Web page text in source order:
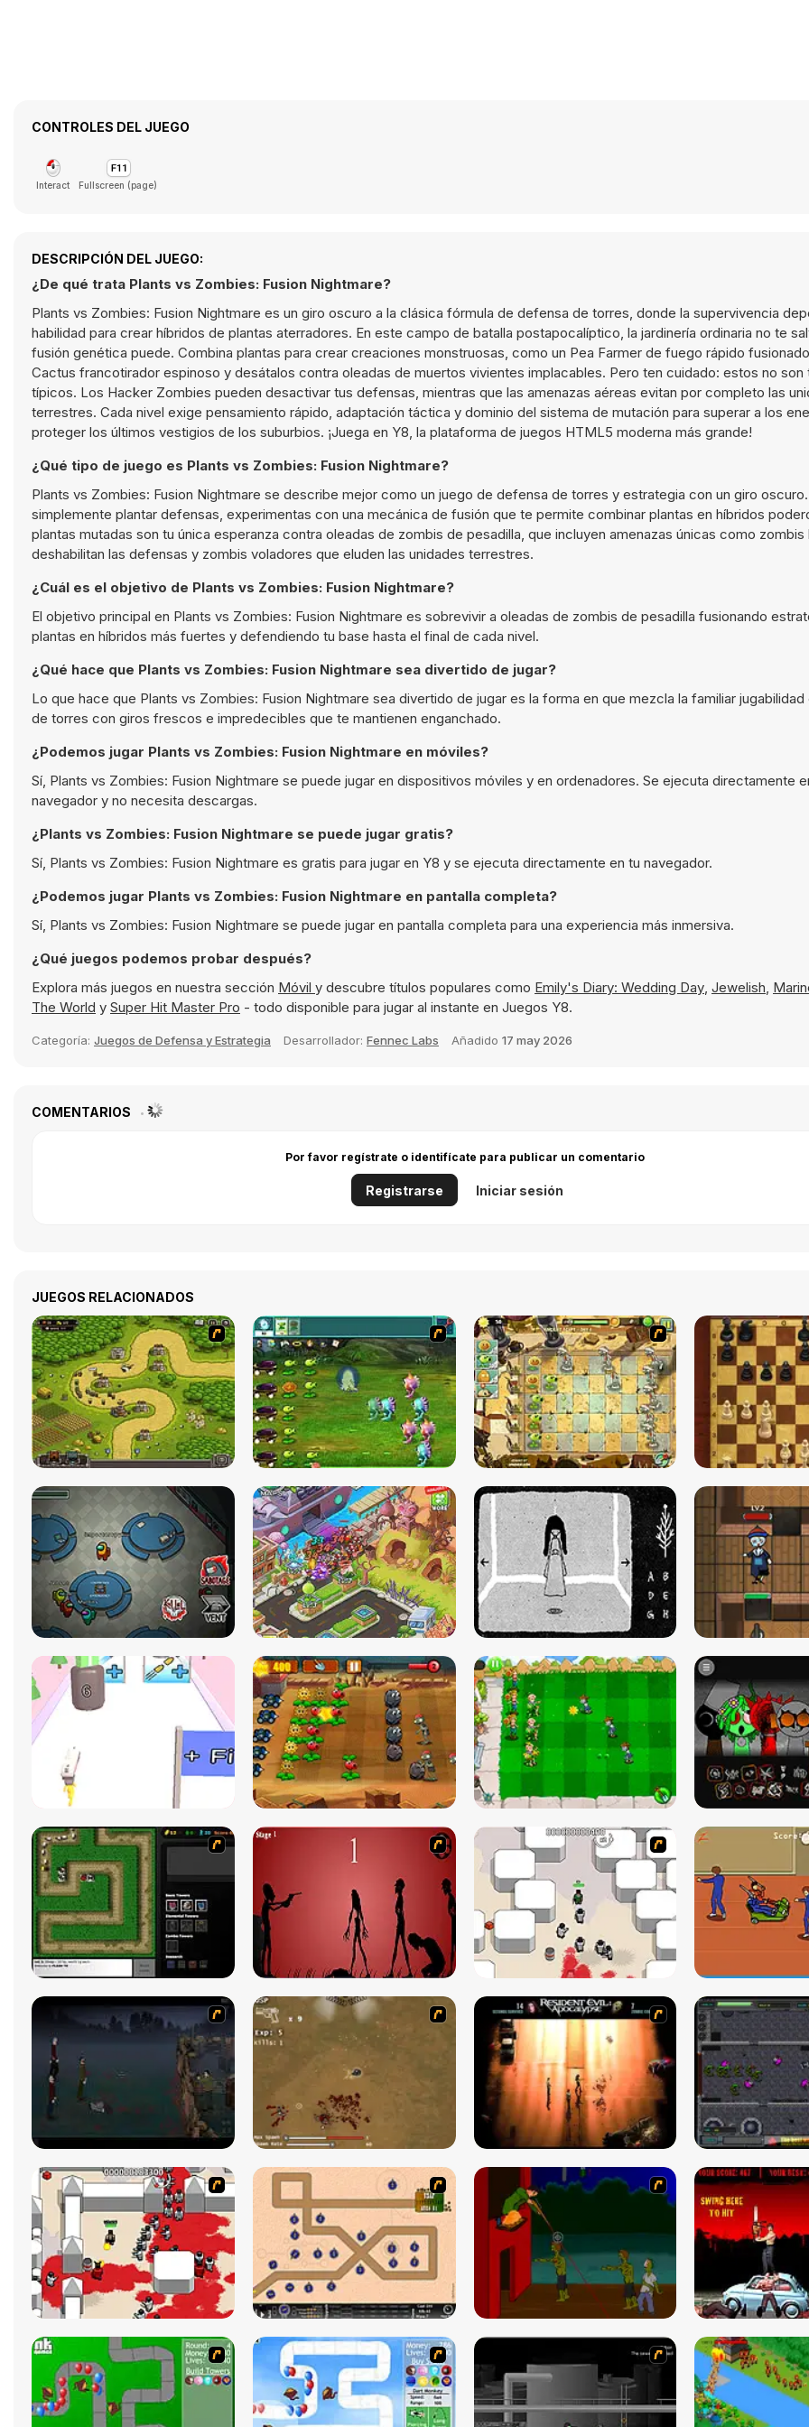
CONTROLES DEL JUEGO
Interact Fullscreen (page)
DESCRIPCIÓN DEL JUEGO:
¿De qué trata Plants vs Zombies: Fusion Nightmare?
Plants vs Zombies: Fusion Nightmare es un giro oscuro a la clásica fórmula de defensa de torres, donde la supervivencia
habilidad para crear híbridos de plantas aterradores. En este campo de batalla postapocalíptico, la jardinería ordinaria no te
fusión genética puede. Combina plantas para crear creaciones monstruosas, como un Pea Farmer de fuego rápido
Cactus francotirador espinoso y desátalos contra oleadas de muertos vivientes implacables. Pero ten cuidado: estos no son
típicos. Los Hacker Zombies pueden desactivar tus defensas, mientras que las amenazas aéreas evitan por completo las
terrestres. Cada nivel exige pensamiento rápido, adaptación táctica y dominio del sistema de mutación para superar a los
proteger los últimos vestigios de los suburbios. ¡Juega en Y8, la plataforma de juegos HTML5 moderna más grande!
¿Qué tipo de juego es Plants vs Zombies: Fusion Nightmare?
Plants vs Zombies: Fusion Nightmare se describe mejor como un juego de defensa de torres y estrategia con un giro oscuro.
simplemente plantar defensas, experimentas con una mecánica de fusión que te permite combinar plantas en híbridos
plantas mutadas son tu única esperanza contra oleadas de zombis de pesadilla, que incluyen amenazas únicas como zombis
deshabilitan las defensas y zombis voladores que eluden las unidades terrestres.
¿Cuál es el objetivo de Plants vs Zombies: Fusion Nightmare?
El objetivo principal en Plants vs Zombies: Fusion Nightmare es sobrevivir a oleadas de zombis de pesadilla fusionando
plantas en híbridos más fuertes y defendiendo tu base hasta el final de cada nivel.
¿Qué hace que Plants vs Zombies: Fusion Nightmare sea divertido de jugar?
Lo que hace que Plants vs Zombies: Fusion Nightmare sea divertido de jugar es la forma en que mezcla la familiar
de torres con giros frescos e impredecibles que te mantienen enganchado.
¿Podemos jugar Plants vs Zombies: Fusion Nightmare en móviles?
Sí, Plants vs Zombies: Fusion Nightmare se puede jugar en dispositivos móviles y en ordenadores. Se ejecuta directamente
navegador y no necesita descargas.
¿Plants vs Zombies: Fusion Nightmare se puede jugar gratis?
Sí, Plants vs Zombies: Fusion Nightmare es gratis para jugar en Y8 y se ejecuta directamente en tu navegador.
¿Podemos jugar Plants vs Zombies: Fusion Nightmare en pantalla completa?
Sí, Plants vs Zombies: Fusion Nightmare se puede jugar en pantalla completa para una experiencia más inmersiva.
¿Qué juegos podemos probar después?
Explora más juegos en nuestra sección Móvil y descubre títulos populares como Emily's Diary: Wedding Day, Jewelish,
The World y Super Hit Master Pro - todo disponible para jugar al instante en Juegos Y8.
Categoría: Juegos de Defensa y Estrategia Desarrollador: Fennec Labs Añadido 17 may 2026
COMENTARIOS
Por favor regístrate o identifícate para publicar un comentario
Registrarse Iniciar sesión
JUEGOS RELACIONADOS